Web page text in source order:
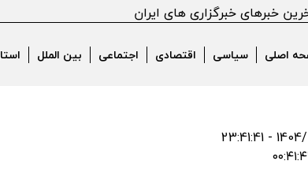
خبرهای خبرگزاری های ایران
اصلی سیاسی اقتصادی اجتماعی بین الملل